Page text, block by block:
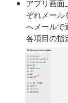
•
アプリ画面
ぞれメール
へメールで
各項目の指